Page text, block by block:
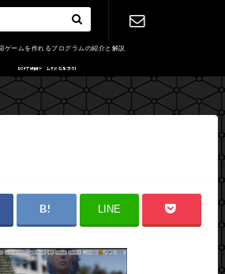
ゲームを作れるプログラムの紹介と解説
せ
LINE